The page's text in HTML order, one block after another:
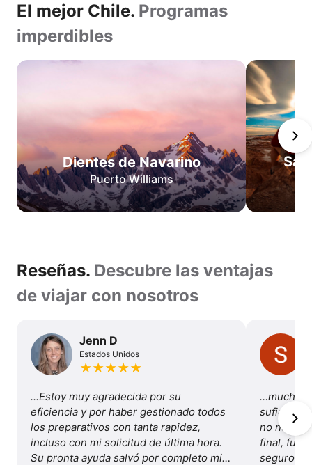
El mejor Chile. Programas
imperdibles
Dientes
San
de
Atacama
Circuito
O
mejor
Torres
Paine
Dientes de Navarino
Puerto Williams
Reseñas.
Descubre
ventajas
de
viajar
con
nosotros
Reseñas. Descubre las ventajas
de viajar con nosotros
Jenn D
Estados Unidos
★★★★★
...Estoy muy agradecida por su
eficiencia y por haber gestionado todos
los preparativos con tanta rapidez,
incluso con mi solicitud de última hora.
Su pronta ayuda salvó por completo mis
…mucha
suficiente
no
final, fue
seguro y